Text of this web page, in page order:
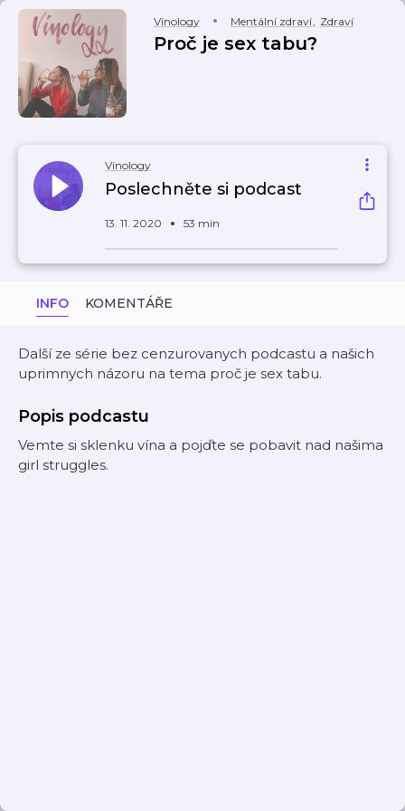
Vínology Mentální zdraví, Zdraví
Proč je sex tabu?
Vínology
Poslechněte si podcast
13. 11. 2020 53 min
INFO KOMENTÁŘE
Další ze série bez cenzurovanych podcastu a našich
uprimnych názoru na tema proč je sex tabu.
Popis podcastu
Vemte si sklenku vína a pojďte se pobavit nad našima
girl struggles.